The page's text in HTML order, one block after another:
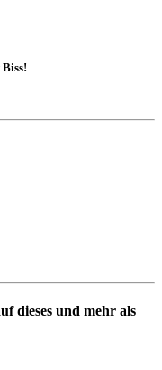
dieses und mehr als